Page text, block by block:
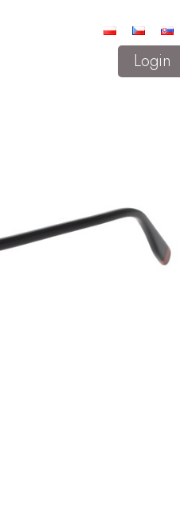
Login